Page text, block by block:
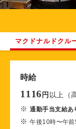
マクドナルドクル
時給
1116 円 以上（
※通勤手当支給あ
※午後10時〜午